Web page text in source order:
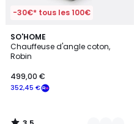
-30€* tous les 100€
SO'HOME
Chauffeuse d'angle coton,
Robin
352,45 €
499,00 €
3,5
/ 5
5
Couleurs